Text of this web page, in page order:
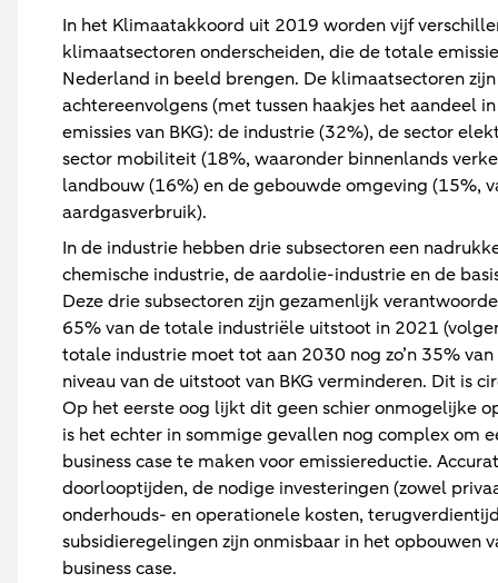
In het Klimaatakkoord uit 2019 worden vijf
klimaatsectoren onderscheiden, die de totale
Nederland in beeld brengen. De klimaatsectoren zijn
achtereenvolgens (met tussen haakjes het aandeel
emissies van BKG): de industrie (32%), de sector
sector mobiliteit (18%, waaronder binnenlands
landbouw (16%) en de gebouwde omgeving (15%,
aardgasverbruik).
In de industrie hebben drie subsectoren een
chemische industrie, de aardolie-industrie en de
Deze drie subsectoren zijn gezamenlijk
65% van de totale industriële uitstoot in 2021
totale industrie moet tot aan 2030 nog zo’n 35%
niveau van de uitstoot van BKG verminderen. Dit is
Op het eerste oog lijkt dit geen schier onmogelijke
is het echter in sommige gevallen nog complex om
business case te maken voor emissiereductie.
doorlooptijden, de nodige investeringen (zowel
onderhouds- en operationele kosten,
subsidieregelingen zijn onmisbaar in het opbouwen
business case.